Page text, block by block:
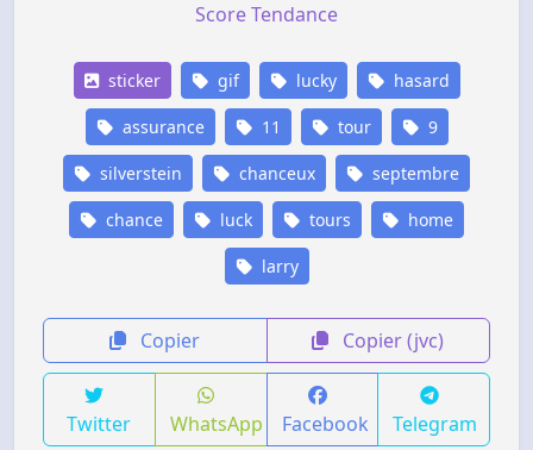
Score Tendance
sticker gif lucky hasard
assurance 11 tour 9
silverstein chanceux septembre
chance luck tours home
larry
Copier Copier (jvc)
Twitter WhatsApp Facebook Telegram